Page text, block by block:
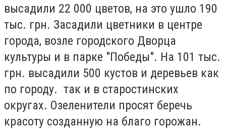
высадили 22 000 цветов, на это ушло 190
тыс. грн. Засадили цветники в центре
города, возле городского Дворца
культуры и в парке "Победы". На 101 тыс.
грн. высадили 500 кустов и деревьев как
по городу. так и в старостинских
округах. Озеленители просят беречь
красоту созданную на благо горожан.